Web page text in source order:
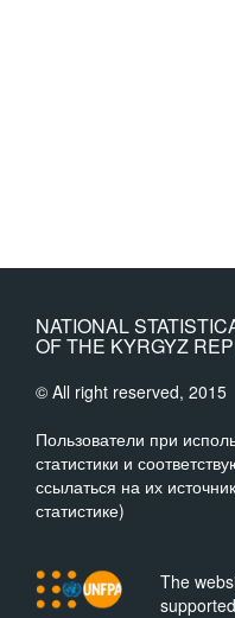
NATIONAL
OF THE KYRGYZ
© All right reserved, 2015
Пользователи при
статистики и
ссылаться на их
статистике)
The